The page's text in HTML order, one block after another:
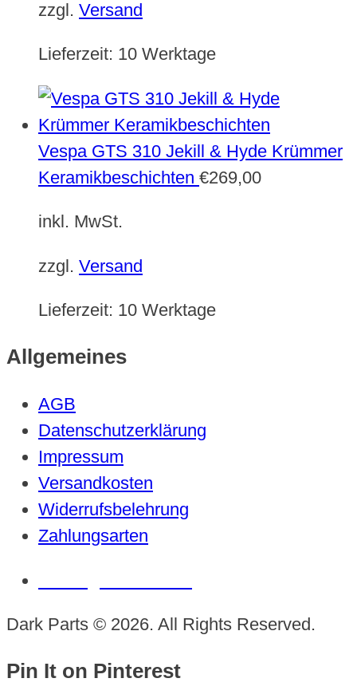
zzgl. Versand
Lieferzeit: 10 Werktage
Vespa GTS 310 Jekill & Hyde Krümmer
Keramikbeschichten €269,00
inkl. MwSt.
zzgl. Versand
Lieferzeit: 10 Werktage
Allgemeines
AGB
Datenschutzerklärung
Impressum
Versandkosten
Widerrufsbelehrung
Zahlungsarten
Dark Parts © 2026. All Rights Reserved.
Pin It on Pinterest